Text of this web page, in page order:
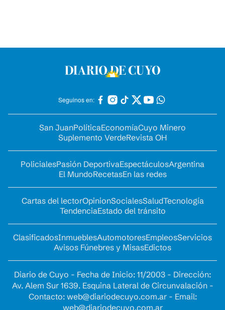
Seguinos en:
San JuanPolíticaEconomíaCuyo Minero
Suplemento VerdeRevista OH
PolicialesPasión DeportivaEspectáculosArgentina
El MundoRecetasEn las redes
Cartas del lectorOpinionSocialesSaludTecnología
TendenciaEstado del tránsito
ClasificadosInmueblesAutomotoresEmpleosServicios
Avisos Fúnebres y MisasEdictos
Diario de Cuyo - Fecha de Inicio: 11/2003 - Dirección:
Av. Alem Sur 1639. Esquina Lateral de Circunvalación -
Contacto: web@diariodecuyo.com.ar- Email:
web@diariodecuyo.com.ar